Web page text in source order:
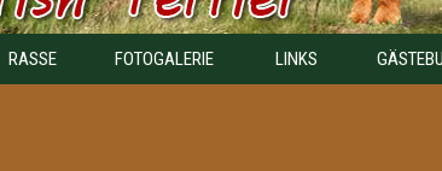
RASSE FOTOGALERIE LINKS